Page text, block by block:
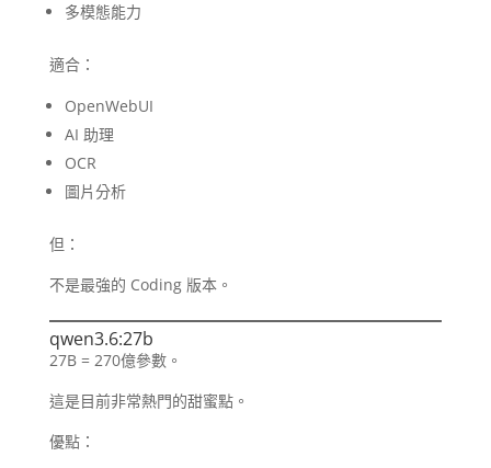
多模態能力
適合：
OpenWebUI
AI 助理
OCR
圖片分析
但：
不是最強的 Coding 版本。
qwen3.6:27b
27B = 270億參數。
這是目前非常熱門的甜蜜點。
優點：